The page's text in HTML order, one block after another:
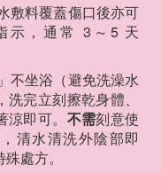
敷料覆蓋傷口後亦可
示，通常 3～5 天
不坐浴（避免洗澡水
完立刻擦乾身體、
即可。 不需刻意使
清水清洗外陰部即
處方。